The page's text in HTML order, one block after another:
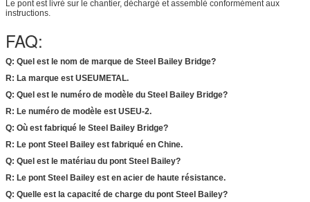
Le pont est livré sur le chantier, déchargé et assemblé conformément aux
instructions.
FAQ:
Q: Quel est le nom de marque de Steel Bailey Bridge?
R: La marque est USEUMETAL.
Q: Quel est le numéro de modèle du Steel Bailey Bridge?
R: Le numéro de modèle est USEU-2.
Q: Où est fabriqué le Steel Bailey Bridge?
R: Le pont Steel Bailey est fabriqué en Chine.
Q: Quel est le matériau du pont Steel Bailey?
R: Le pont Steel Bailey est en acier de haute résistance.
Q: Quelle est la capacité de charge du pont Steel Bailey?